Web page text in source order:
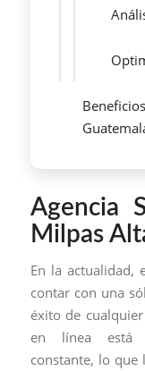
Agencia
Milpas
En la actualidad,
contar con una
éxito de
en línea está
constante, lo